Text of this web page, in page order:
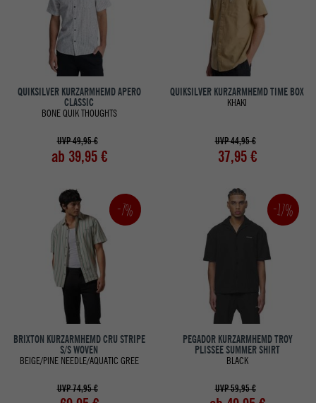
QUIKSILVER KURZARMHEMD APERO
CLASSIC
BONE QUIK THOUGHTS
UVP 49,95 €
ab 39,95 €
QUIKSILVER KURZARMHEMD TIME BOX
KHAKI
UVP 44,95 €
37,95 €
-7%
BRIXTON KURZARMHEMD CRU STRIPE
S/S WOVEN
BEIGE/PINE NEEDLE/AQUATIC GREE
UVP 74,95 €
-17%
PEGADOR KURZARMHEMD TROY
PLISSEE SUMMER SHIRT
BLACK
UVP 59,95 €